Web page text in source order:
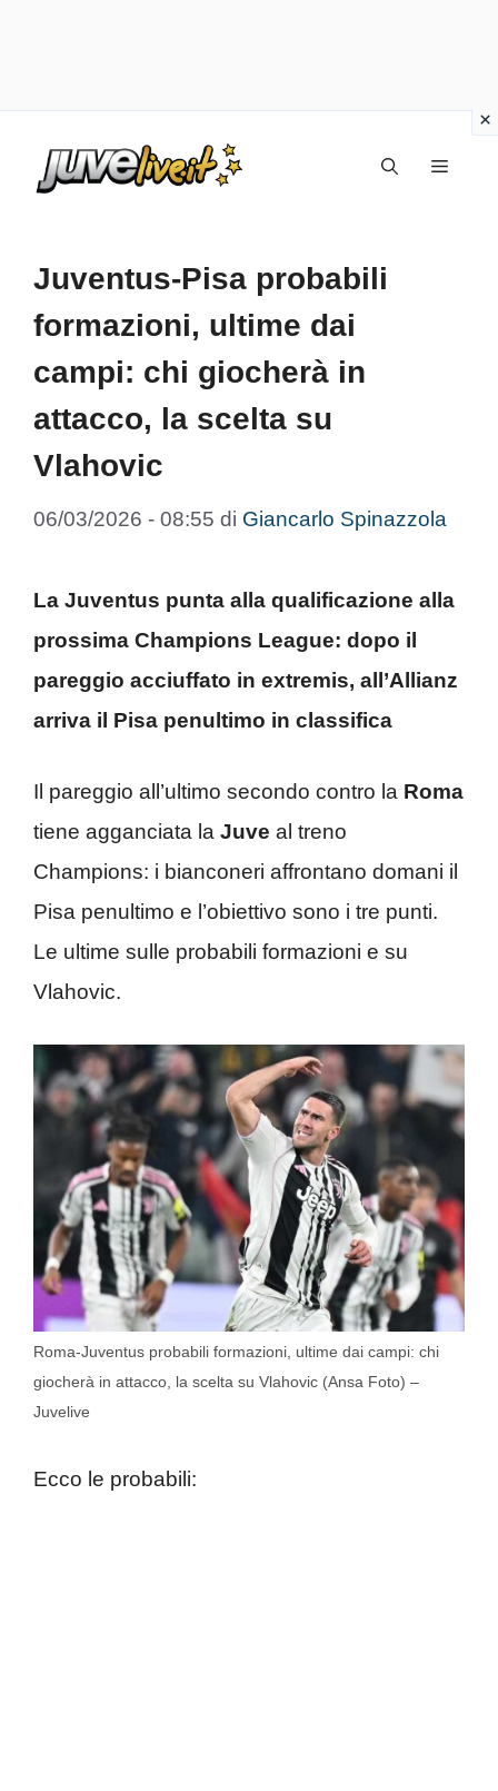
Menu
Juventus-Pisa probabili
formazioni, ultime dai
campi: chi giocherà in
attacco, la scelta su
Vlahovic
06/03/2026 - 08:55 di Giancarlo Spinazzola
La Juventus punta alla qualificazione alla
prossima Champions League: dopo il
pareggio acciuffato in extremis, all’Allianz
arriva il Pisa penultimo in classifica
Il pareggio all’ultimo secondo contro la Roma
tiene agganciata la Juve al treno
Champions: i bianconeri affrontano domani il
Pisa penultimo e l’obiettivo sono i tre punti.
Le ultime sulle probabili formazioni e su
Vlahovic.
Roma-Juventus probabili formazioni, ultime dai campi: chi
giocherà in attacco, la scelta su Vlahovic (Ansa Foto) –
Juvelive
Ecco le probabili: